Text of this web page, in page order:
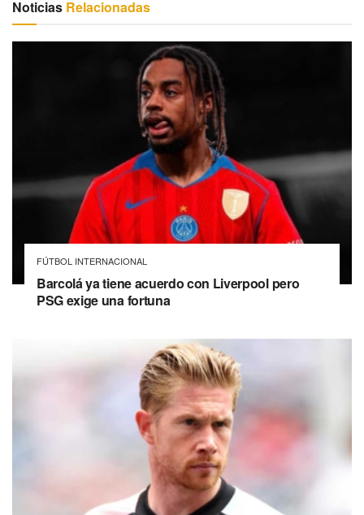
Noticias Relacionadas
FÚTBOL INTERNACIONAL
Barcolá ya tiene acuerdo con Liverpool pero
PSG exige una fortuna